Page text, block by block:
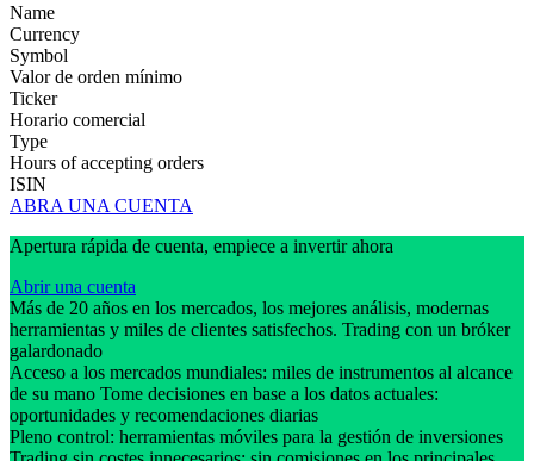
Name
Currency
Symbol
Valor de orden mínimo
Ticker
Horario comercial
Type
Hours of accepting orders
ISIN
ABRA UNA CUENTA
Apertura rápida de cuenta, empiece a invertir ahora
Abrir una cuenta
Más de 20 años en los mercados, los mejores análisis, modernas
herramientas y miles de clientes satisfechos. Trading con un bróker
galardonado
Acceso a los mercados mundiales: miles de instrumentos al alcance
de su mano Tome decisiones en base a los datos actuales:
oportunidades y recomendaciones diarias
Pleno control: herramientas móviles para la gestión de inversiones